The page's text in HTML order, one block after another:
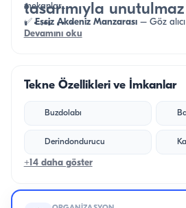
tasarımıyla
biriktirin.
mekanlar
✅Eşsiz Akdeniz Manzarası– Göz
tatil
Devamını oku
Tekne Özellikleri ve İmkanlar
Buzdolabı
Derindondurucu
+14 daha göster